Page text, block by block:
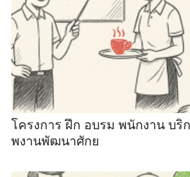
โครงการ ฝึก อบรม พนักงาน บริ
พงานพัฒนาศักย